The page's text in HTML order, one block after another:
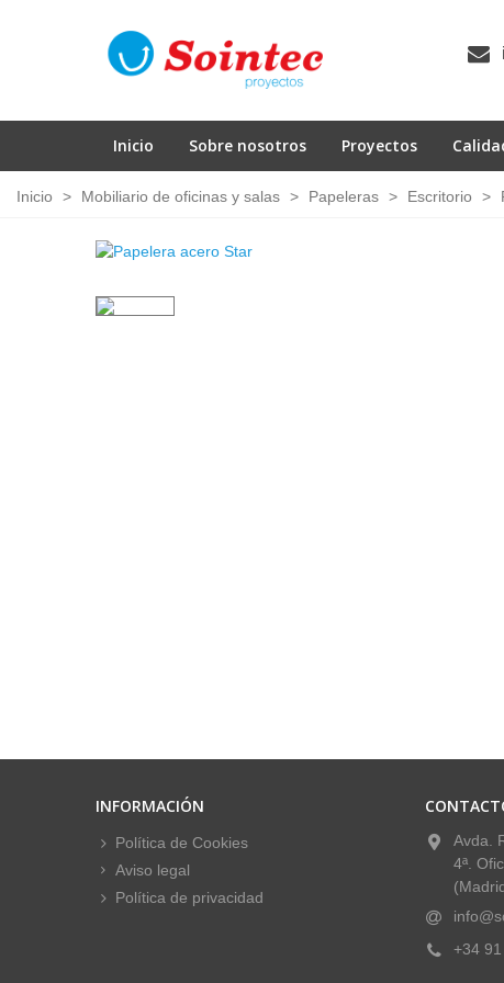
Inicio Sobre nosotros Proyectos
Inicio > Mobiliario de oficinas y salas > Papeleras > Escritorio >
INFORMACIÓN
Política de Cookies
Aviso legal
Política de privacidad
Avda.
4ª.
+34